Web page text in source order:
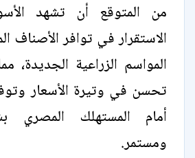
من المتوقع أن تشهد
الاستقرار في توافر الأصناف
المواسم الزراعية الجديدة،
تحسن في وتيرة الأسعار
أمام المستهلك المصري
ومستمر.